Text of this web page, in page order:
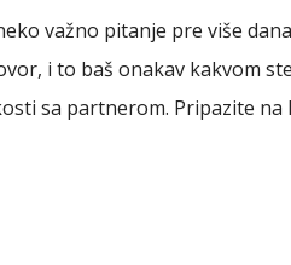
važno pitanje pre više
i to baš onakav kakvom
sa partnerom. Pripazite na